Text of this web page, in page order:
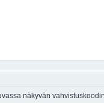
näkyvän